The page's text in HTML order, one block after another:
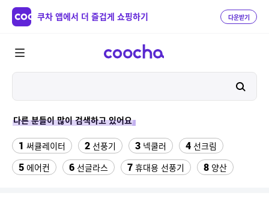
쿠차 앱에서 더 즐겁게 쇼핑하기 다운받기
다른 분들이 많이 검색하고 있어요
1 써큘레이터 2 선풍기 3 넥쿨러 4 선크림
5 에어컨 6 선글라스 7 휴대용 선풍기 8 양산